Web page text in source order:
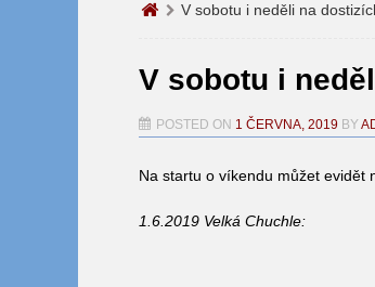
V sobotu i neděli na
V sobotu i
POSTED ON 1 ČERVNA, 2019 BY
Na startu o víkendu můžet evidět
1.6.2019 Velká Chuchle: